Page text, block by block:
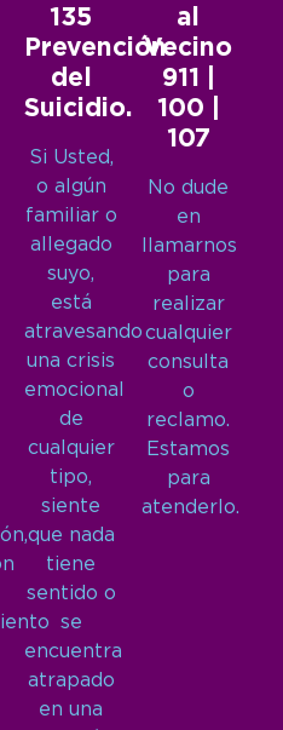
135
Prevención
del
Suicidio.
Si Usted,
o algún
familiar o
allegado
suyo,
está
atravesando
una crisis
emocional
de
cualquier
tipo,
siente
que nada
tiene
sentido o
se
encuentra
atrapado
en una
al
Vecino
911 |
100 |
107
No dude
en
llamarnos
para
realizar
cualquier
consulta
o
reclamo.
Estamos
para
atenderlo.